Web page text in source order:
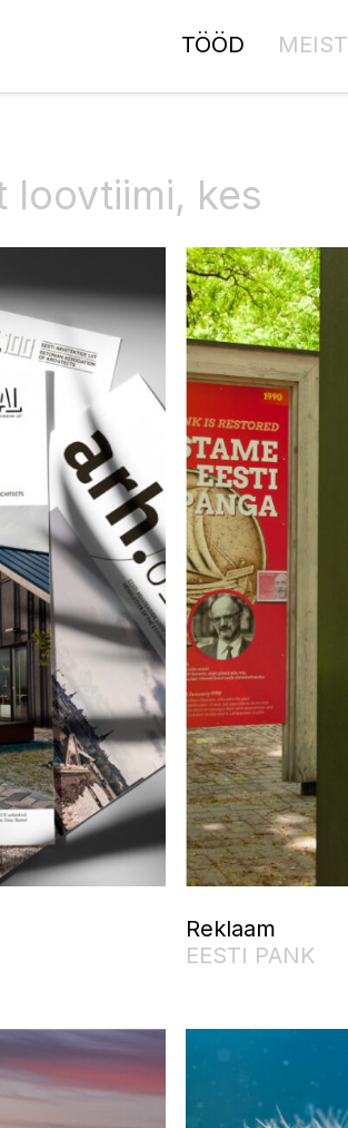
TÖÖD MEIST
loovtiimi, kes
Reklaam
EESTI PANK